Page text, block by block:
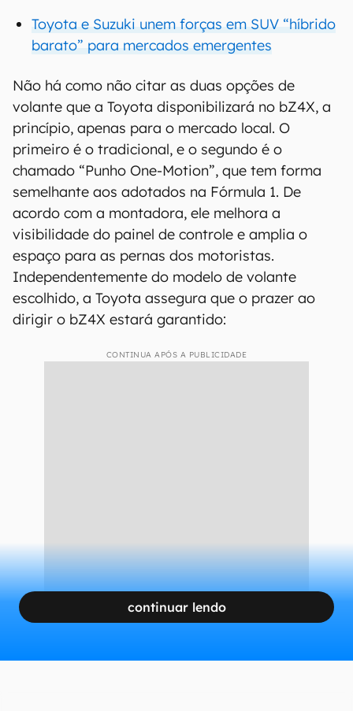
Toyota e Suzuki unem forças em SUV “híbrido
barato” para mercados emergentes
Não há como não citar as duas opções de
volante que a Toyota disponibilizará no bZ4X, a
princípio, apenas para o mercado local. O
primeiro é o tradicional, e o segundo é o
chamado “Punho One-Motion”, que tem forma
semelhante aos adotados na Fórmula 1. De
acordo com a montadora, ele melhora a
visibilidade do painel de controle e amplia o
espaço para as pernas dos motoristas.
Independentemente do modelo de volante
escolhido, a Toyota assegura que o prazer ao
dirigir o bZ4X estará garantido:
CONTINUA APÓS A PUBLICIDADE
continuar lendo